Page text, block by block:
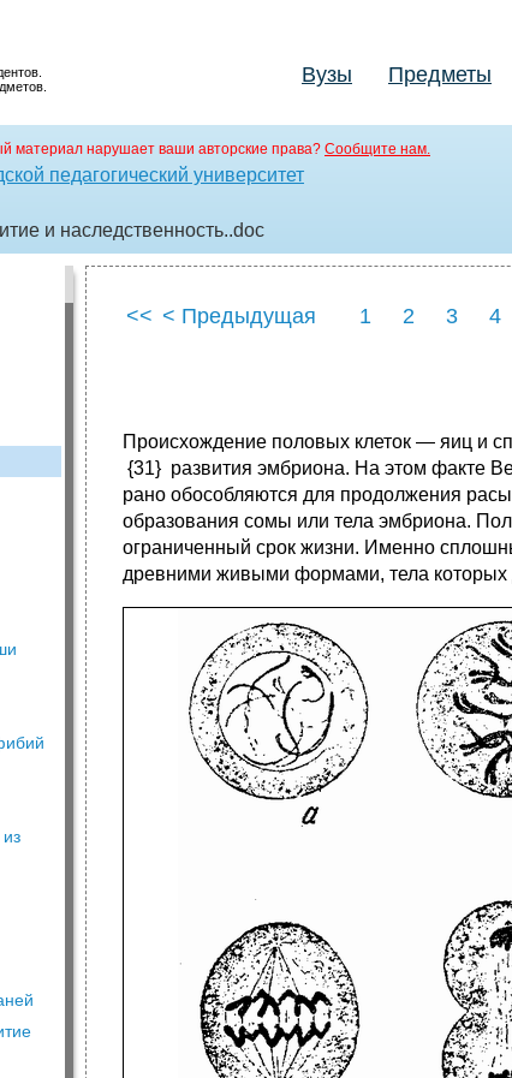
Вузы Предметы
материал нарушает ваши авторские права? Сообщите нам.
педагогический университет
и наследственность..doc
<< < Предыдущая 1 2 3 4
Происхождение половых клеток — яиц и
{31} развития эмбриона. На этом факте
рано обособляются для продолжения
образования сомы или тела эмбриона.
ограниченный срок жизни. Именно
древними живыми формами, тела которых